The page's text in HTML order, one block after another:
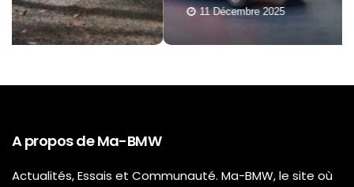
11 Décembre 2025
A propos de Ma-BMW
Actualités, Essais et Communauté. Ma-BMW, le site où